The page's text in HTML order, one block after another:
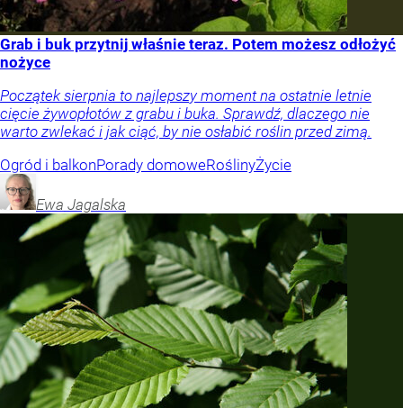
Grab i buk przytnij właśnie teraz. Potem możesz odłożyć
nożyce
Początek sierpnia to najlepszy moment na ostatnie letnie
cięcie żywopłotów z grabu i buka. Sprawdź, dlaczego nie
warto zwlekać i jak ciąć, by nie osłabić roślin przed zimą.
Ogród i balkonPorady domoweRoślinyŻycie
Ewa Jagalska